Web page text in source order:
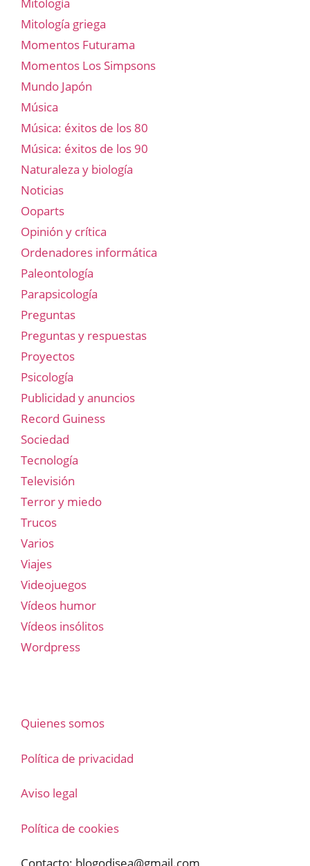
Mitología
Mitología griega
Momentos Futurama
Momentos Los Simpsons
Mundo Japón
Música
Música: éxitos de los 80
Música: éxitos de los 90
Naturaleza y biología
Noticias
Ooparts
Opinión y crítica
Ordenadores informática
Paleontología
Parapsicología
Preguntas
Preguntas y respuestas
Proyectos
Psicología
Publicidad y anuncios
Record Guiness
Sociedad
Tecnología
Televisión
Terror y miedo
Trucos
Varios
Viajes
Videojuegos
Vídeos humor
Vídeos insólitos
Wordpress
Quienes somos
Política de privacidad
Aviso legal
Política de cookies